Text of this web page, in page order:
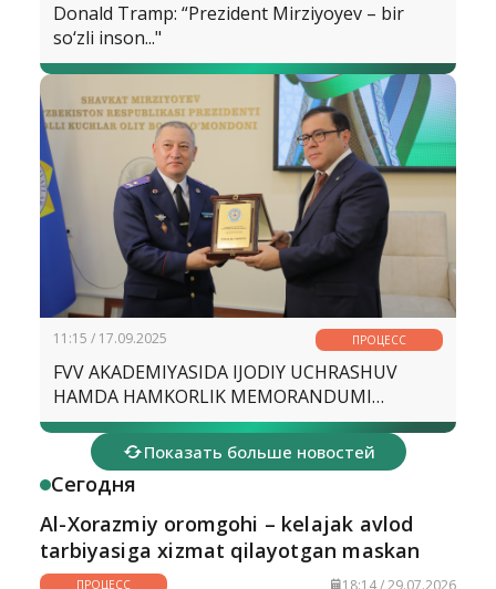
Donald Tramp: “Prezident Mirziyoyev – bir
so‘zli inson..."
11:15 / 17.09.2025 ПРОЦЕСС
FVV AKADEMIYASIDA IJODIY UCHRASHUV
HAMDA HAMKORLIK MEMORANDUMI
IMZOLANDI
Показать больше новостей
Сегодня
Al-Xorazmiy oromgohi – kelajak avlod
tarbiyasiga xizmat qilayotgan maskan
ПРОЦЕСС 18:14 / 29.07.2026